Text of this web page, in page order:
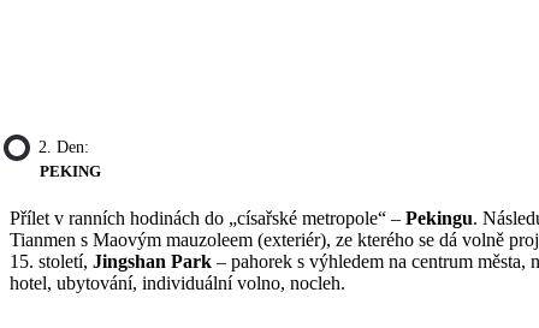
2. Den:
PEKING
Přílet v ranních hodinách do „císařské metropole“ – Pekingu.
Tianmen s Maovým mauzoleem (exteriér), ze kterého se dá volně
15. století, Jingshan Park – pahorek s výhledem na centrum
hotel, ubytování, individuální volno, nocleh.